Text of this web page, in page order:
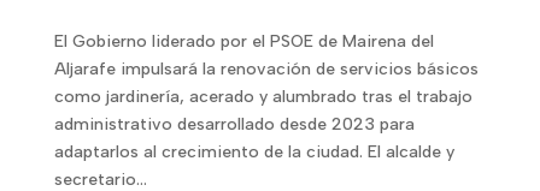
El Gobierno liderado por el PSOE de Mairena del
Aljarafe impulsará la renovación de servicios básicos
como jardinería, acerado y alumbrado tras el trabajo
administrativo desarrollado desde 2023 para
adaptarlos al crecimiento de la ciudad. El alcalde y
secretario...